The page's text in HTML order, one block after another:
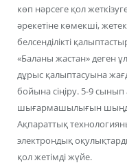
көп нәрсеге қол
әрекетіне көмекші,
белсенділікті
«Баланы жастан» деген
дұрыс қалыптасуына
бойына сіңіру. 5-9
шығармашылығын шыңдау,
Ақпараттық
электрондық
қол жетімді жүйе.